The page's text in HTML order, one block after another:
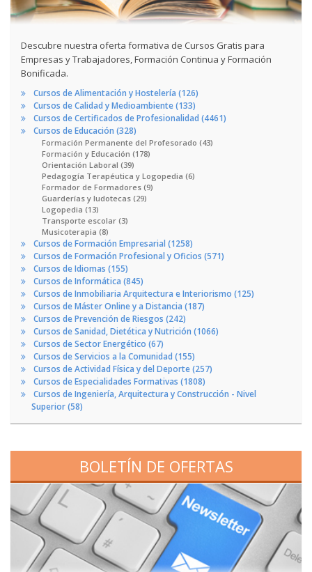
Descubre nuestra oferta formativa de Cursos Gratis para
Empresas y Trabajadores, Formación Continua y Formación
Bonificada.
Cursos de Alimentación y Hostelería (126)
Cursos de Calidad y Medioambiente (133)
Cursos de Certificados de Profesionalidad (4461)
Cursos de Educación (328)
Formación Permanente del Profesorado (43)
Formación y Educación (178)
Orientación Laboral (39)
Pedagogía Terapéutica y Logopedia (6)
Formador de Formadores (9)
Guarderías y ludotecas (29)
Logopedia (13)
Transporte escolar (3)
Musicoterapia (8)
Cursos de Formación Empresarial (1258)
Cursos de Formación Profesional y Oficios (571)
Cursos de Idiomas (155)
Cursos de Informática (845)
Cursos de Inmobiliaria Arquitectura e Interiorismo (125)
Cursos de Máster Online y a Distancia (187)
Cursos de Prevención de Riesgos (242)
Cursos de Sanidad, Dietética y Nutrición (1066)
Cursos de Sector Energético (67)
Cursos de Servicios a la Comunidad (155)
Cursos de Actividad Física y del Deporte (257)
Cursos de Especialidades Formativas (1808)
Cursos de Ingeniería, Arquitectura y Construcción - Nivel
Superior (58)
BOLETÍN DE OFERTAS